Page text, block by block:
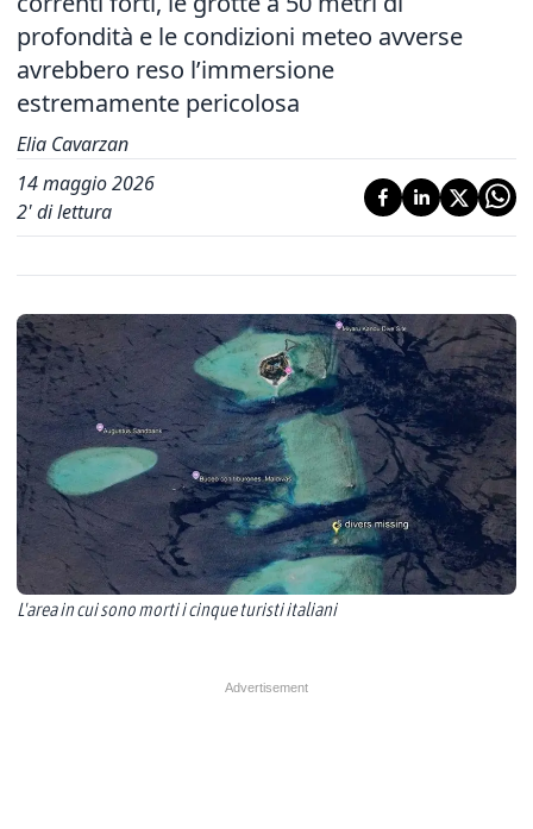
profondità e le condizioni meteo avverse
avrebbero reso l’immersione
estremamente pericolosa
Elia Cavarzan
14 maggio 2026
2' di lettura
L'area in cui sono morti i cinque turisti italiani